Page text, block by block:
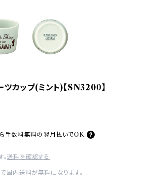
ツカップ(ミント)【SN3200】
手数料無料の 翌月払いでOK
。送料を確認する
国内送料が無料になります。